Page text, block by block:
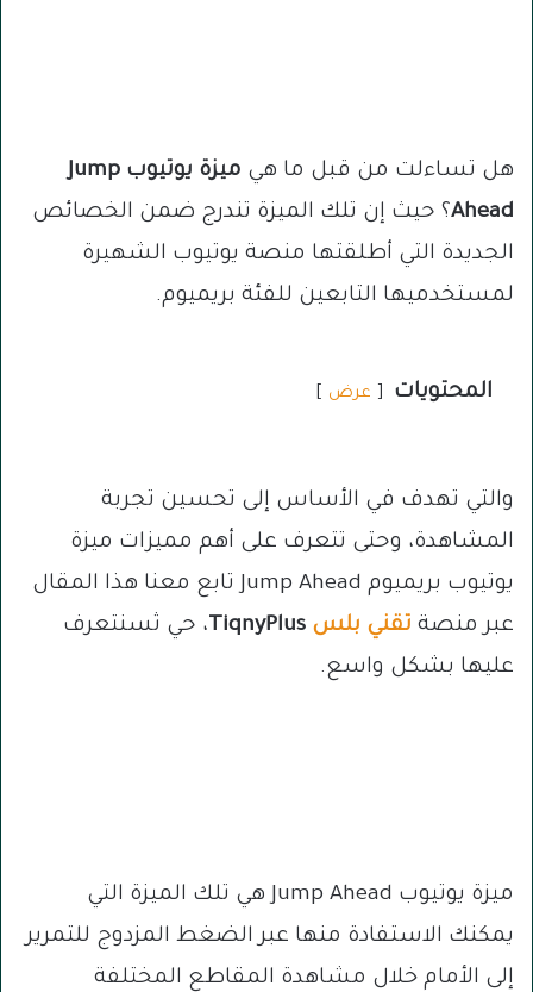
هل تساءلت من قبل ما هي
ميزة يوتيوب Jump
Ahead؟ حيث إن تلك الميزة تندرج ضمن الخصائص
الجديدة التي أطلقتها منصة يوتيوب الشهيرة
لمستخدميها التابعين للفئة بريميوم.
المحتويات عرض
والتي تهدف في الأساس إلى تحسين تجربة
المشاهدة، وحتى تتعرف على أهم مميزات ميزة
يوتيوب بريميوم Jump Ahead تابع معنا هذا المقال
عبر منصة تقني بلس
، حي ثسنتعرف
عليها بشكل واسع.
ميزة يوتيوب Jump Ahead هي تلك الميزة التي
يمكنك الاستفادة منها عبر الضغط المزدوج للتمرير
إلى الأمام خلال مشاهدة المقاطع المختلفة